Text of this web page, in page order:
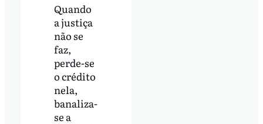
Quando
a justiça
não se
faz,
perde-se
o crédito
nela,
banaliza-
se a